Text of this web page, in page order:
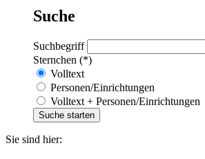
Suche
Suchbegriff
Sternchen (*)
Volltext
Personen/Einrichtungen
Volltext + Personen/Einrichtungen
Sie sind hier: